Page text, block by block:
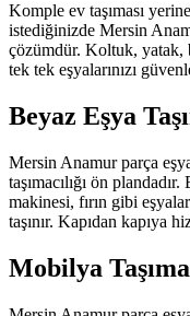
Komple ev taşıması
istediğinizde Mersin
çözümdür. Koltuk, yatak,
tek tek eşyalarınızı
Beyaz Eşya
Mersin Anamur parça
taşımacılığı ön
makinesi, fırın gibi
taşınır. Kapıdan kapıya
Mobilya Taşıma